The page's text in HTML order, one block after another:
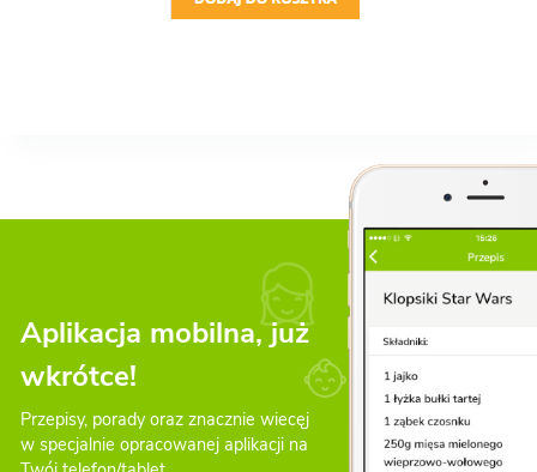
Aplikacja mobilna, już
wkrótce!
Przepisy, porady oraz znacznie wiecęj
w specjalnie opracowanej aplikacji na